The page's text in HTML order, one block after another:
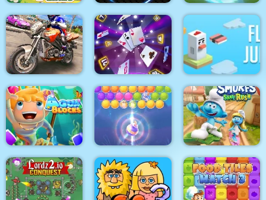
Fishing and Lines
Hyper Racing
Madness
Bubble Shooter
Soccer 2
Bike Stunt Racing
Game 2021
Cards 21 Flip Jump
Aqua Blocks Bubble Queen Cat
The Smurfs Skate
Rush